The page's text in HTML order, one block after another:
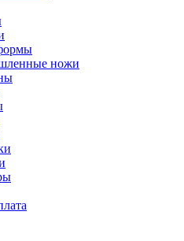
ножи